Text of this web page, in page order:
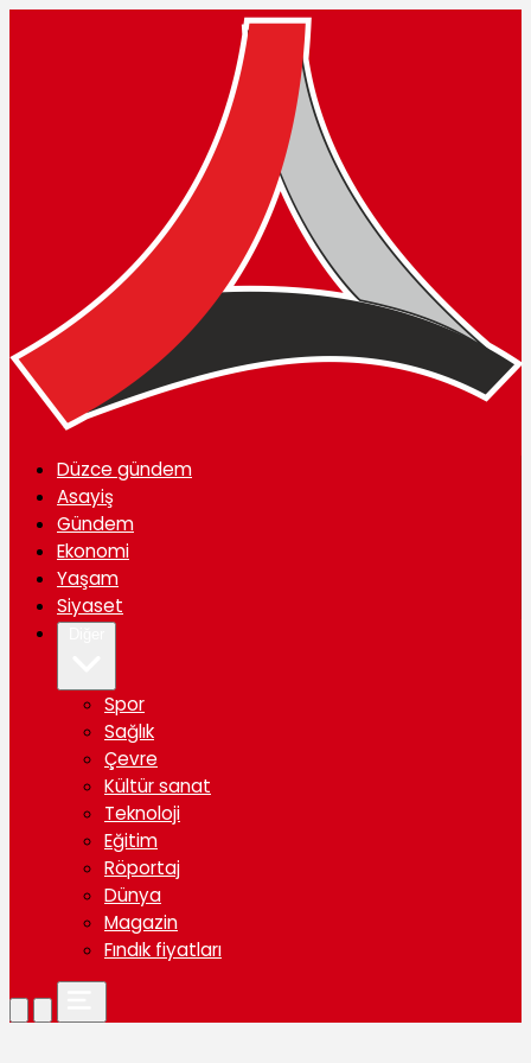
Düzce gündem
Asayiş
Gündem
Ekonomi
Yaşam
Siyaset
Spor
Sağlık
Çevre
Kültür sanat
Teknoloji
Eğitim
Röportaj
Dünya
Magazin
Fındık fiyatları